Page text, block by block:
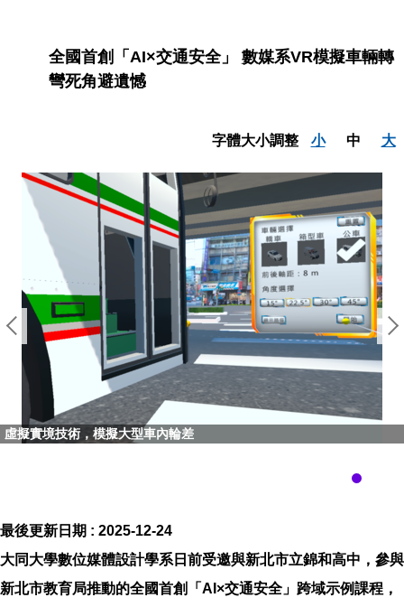
全國首創「AI×交通安全」 數媒系VR模擬車輛轉
彎死角避遺憾
字體大小調整 小 中 大
虛擬實境技術，模擬大型車內輪差
最後更新日期 : 2025-12-24
大同大學數位媒體設計學系日前受邀與新北市立錦和高中，參與
新北市教育局推動的全國首創「AI×交通安全」跨域示例課程，